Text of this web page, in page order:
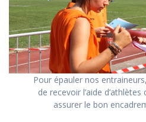
Pour épauler nos
de recevoir l’aide
assurer le bon